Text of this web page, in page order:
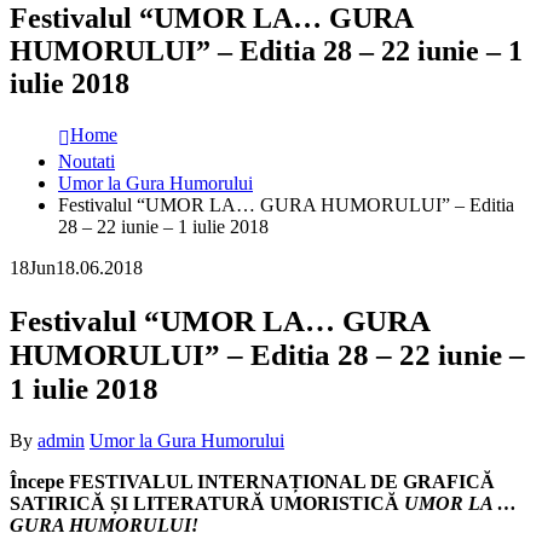
Festivalul “UMOR LA… GURA
HUMORULUI” – Editia 28 – 22 iunie – 1
iulie 2018
Home
Noutati
Umor la Gura Humorului
Festivalul “UMOR LA… GURA HUMORULUI” – Editia
28 – 22 iunie – 1 iulie 2018
18Jun18.06.2018
Festivalul “UMOR LA… GURA
HUMORULUI” – Editia 28 – 22 iunie –
1 iulie 2018
By admin Umor la Gura Humorului
Începe FESTIVALUL INTERNAȚIONAL DE GRAFICĂ
SATIRICĂ ȘI LITERATURĂ UMORISTICĂ UMOR LA …
GURA HUMORULUI!